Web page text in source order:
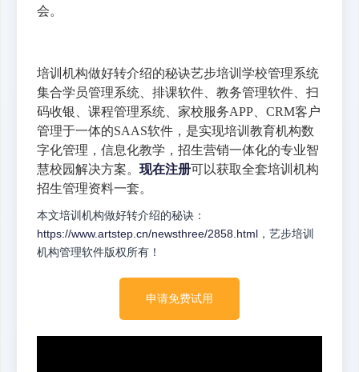
会。
培训机构做好转介绍的秘诀艺步培训学校管理系统
集合学员管理系统、排课软件、教务管理软件、扫
码收银、课程管理系统、家校服务APP、CRM客户
管理于一体的SAAS软件，是实现培训教育机构数
字化管理，信息化教学，招生营销一体化的专业智
慧校园解决方案。 现在注册可以获取全套培训机构
招生管理资料一套。
本文培训机构做好转介绍的秘诀：
https://www.artstep.cn/newsthree/2858.html ，艺步培训
机构管理软件版权所有！
申请免费试用